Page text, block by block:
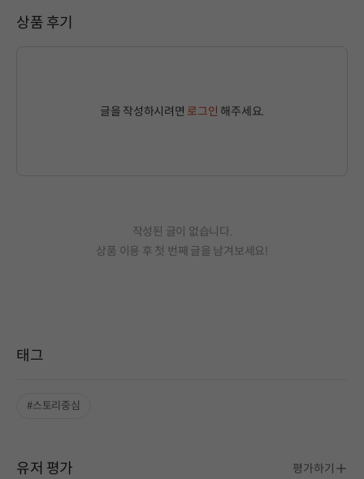
상품 후기
글을 작성하시려면 로그인 해주세요.
작성된 글이 없습니다.
상품 이용 후 첫 번째 글을 남겨보세요!
태그
#스토리중심
유저 평가 평가하기